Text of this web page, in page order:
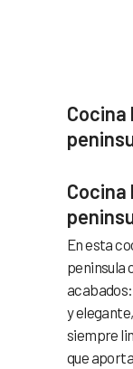
Cocina
Cocina
En esta
peninsula
y
siempre
que